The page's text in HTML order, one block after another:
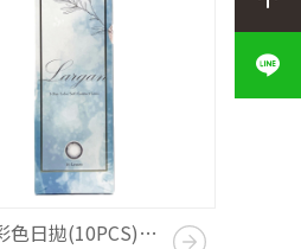
星歐｜彩色日拋(10PCS)｜香氛系列｜鳶尾花灰